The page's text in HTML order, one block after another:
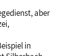
aber
in